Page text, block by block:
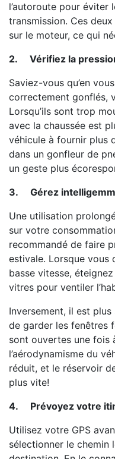
l’autoroute pour
transmission. Ces
sur le moteur, ce qui
2.
Vérifiez la
Saviez-vous qu’en
correctement gonflés,
Lorsqu’ils sont trop
avec la chaussée est
véhicule à fournir plus
dans un gonfleur de
un geste plus
3.
Gérez
Une utilisation
sur votre
recommandé de faire
estivale. Lorsque vous
basse vitesse,
vitres pour ventiler
Inversement, il est
de garder les fenêtres
sont ouvertes une fois
l’aérodynamisme du
réduit, et le réservoir
plus vite!
4.
Prévoyez votre
Utilisez votre GPS
sélectionner le